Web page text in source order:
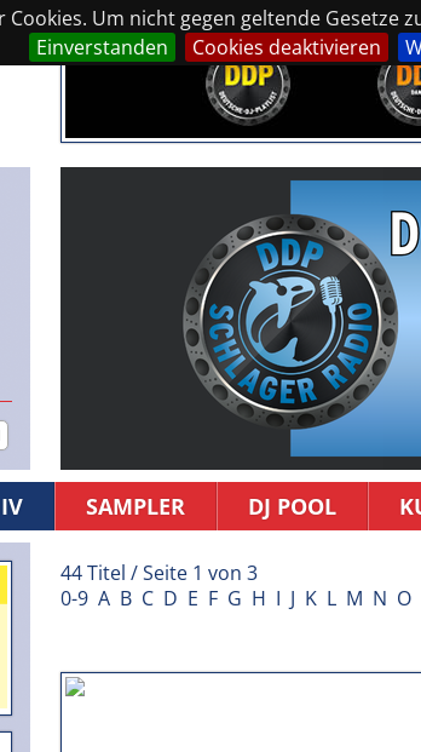
Um nicht gegen geltende
Einverstanden
Cookies deaktivieren
SAMPLER DJ POOL
44 Titel / Seite 1 von 3
0-9 A B C D E F G H I J K L M N O